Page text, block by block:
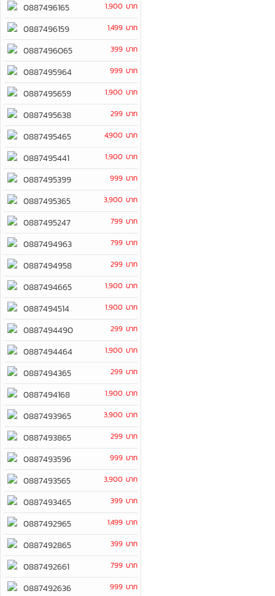
0887496165 1,900 บาท
0887496159 1,499 บาท
0887496065 399 บาท
0887495964 999 บาท
0887495659 1,900 บาท
0887495638 299 บาท
0887495465 4,900 บาท
0887495441 1,900 บาท
0887495399 999 บาท
0887495365 3,900 บาท
0887495247 799 บาท
0887494963 799 บาท
0887494958 299 บาท
0887494665 1,900 บาท
0887494514 1,900 บาท
0887494490 299 บาท
0887494464 1,900 บาท
0887494365 299 บาท
0887494168 1,900 บาท
0887493965 3,900 บาท
0887493865 299 บาท
0887493596 999 บาท
0887493565 3,900 บาท
0887493465 399 บาท
0887492965 1,499 บาท
0887492865 399 บาท
0887492661 799 บาท
0887492636 999 บาท